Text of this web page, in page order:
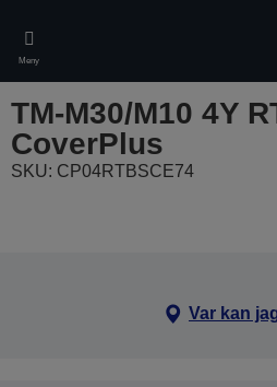
main
content
Meny
TM-M30/M10 4Y
CoverPlus
SKU: CP04RTBSCE74
Var kan